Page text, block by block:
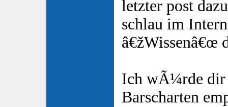
letzter post
schlau im
â€žWissenâ€œ
Ich wÃ¼rde dir
Barscharten